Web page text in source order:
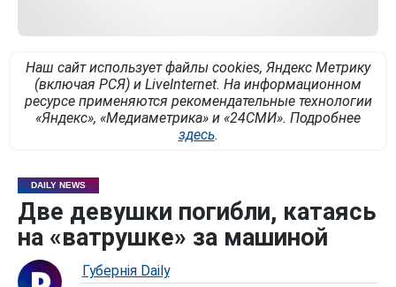
Наш сайт использует файлы cookies, Яндекс Метрику
(включая РСЯ) и LiveInternet. На информационном
ресурсе применяются рекомендательные технологии
«Яндекс», «Медиаметрика» и «24СМИ». Подробнее
здесь.
DAILY NEWS
Две девушки погибли, катаясь
на «ватрушке» за машиной
Губернiя Daily